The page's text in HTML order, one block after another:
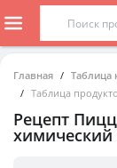
Главная
Таблица
Таблица
Рецепт
химический